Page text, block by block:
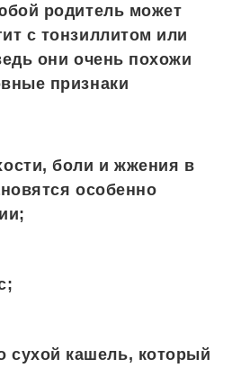
родитель может
с тонзиллитом или
они очень похожи
признаки
боли и жжения в
особенно
сухой кашель, который